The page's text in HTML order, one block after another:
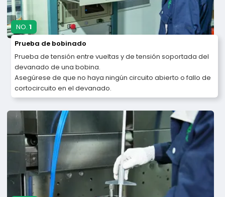
NO. 1
Prueba de bobinado
Prueba de tensión entre vueltas y de tensión soportada del
devanado de una bobina.
Asegúrese de que no haya ningún circuito abierto o fallo de
cortocircuito en el devanado.